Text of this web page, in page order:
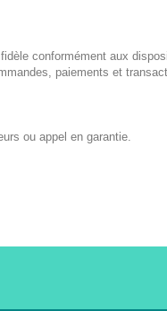
conformément aux
paiements et
ou appel en garantie.